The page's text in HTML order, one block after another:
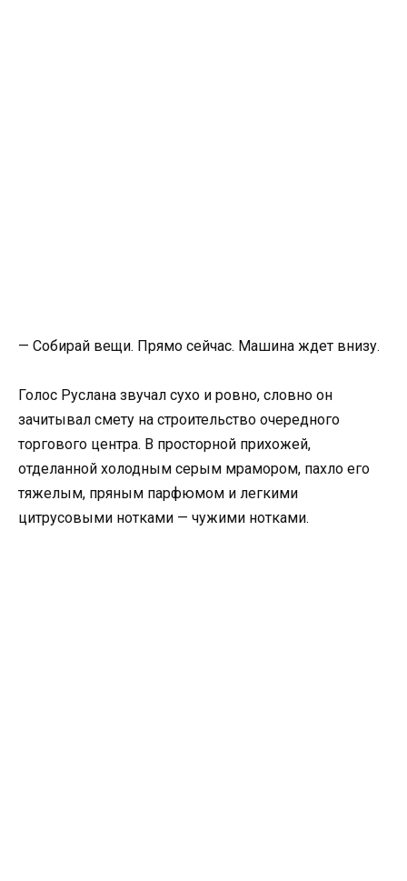
— Собирай вещи. Прямо сейчас. Машина ждет внизу.
Голос Руслана звучал сухо и ровно, словно он
зачитывал смету на строительство очередного
торгового центра. В просторной прихожей,
отделанной холодным серым мрамором, пахло его
тяжелым, пряным парфюмом и легкими
цитрусовыми нотками — чужими нотками.